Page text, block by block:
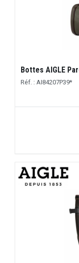
Bottes AIGLE
Réf. : AI84207P39*